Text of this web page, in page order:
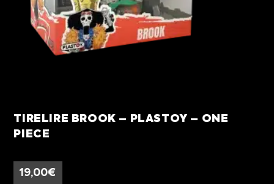
TIRELIRE BROOK – PLASTOY – ONE
PIECE
19,00€